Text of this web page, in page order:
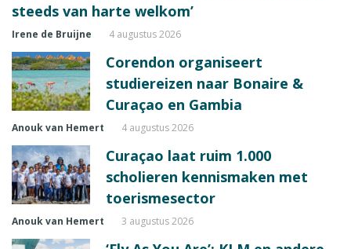
steeds van harte welkom’
Irene de Bruijne 4 augustus 2026
Corendon organiseert
studiereizen naar Bonaire &
Curaçao en Gambia
Anouk van Hemert 4 augustus 2026
Curaçao laat ruim 1.000
scholieren kennismaken met
toerismesector
Anouk van Hemert 3 augustus 2026